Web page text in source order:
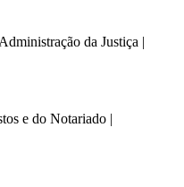
da Justiça |
e do Notariado |